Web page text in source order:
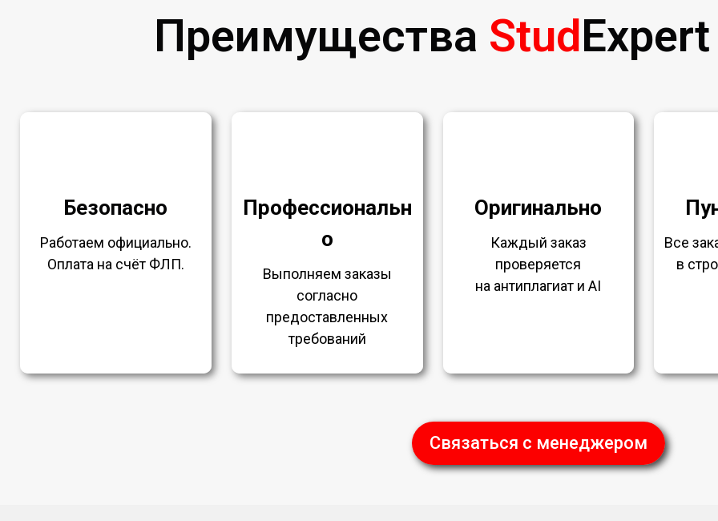
Преимущества Stud
Безопасно
Работаем официально.
Оплата на счёт ФЛП.
Профессиональн
о
Выполняем заказы
согласно
предоставленных
требований
Оригинально
Каждый заказ
проверяется
на антиплагиат и AI
Все
в
Связаться с менеджером